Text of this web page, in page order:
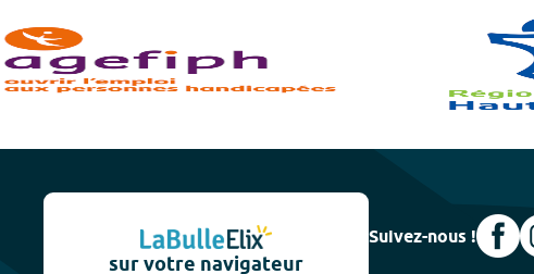
sur votre navigateur
Suivez-nous !